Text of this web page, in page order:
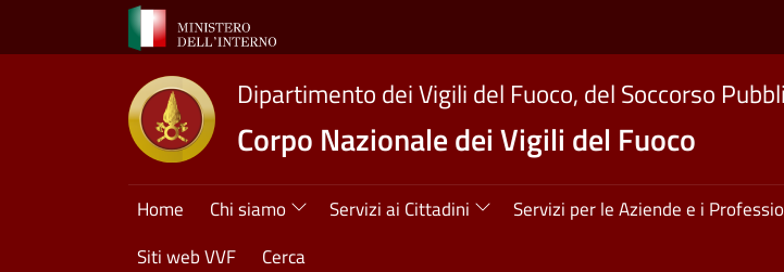
Salta al contenuto principale
Dipartimento dei Vigili del Fuoco, del Soccorso
Corpo Nazionale dei Vigili del Fuoco
Navigazione principale
Home Chi siamo Servizi ai Cittadini Servizi per le Aziende e i
Siti web VVF
Cerca